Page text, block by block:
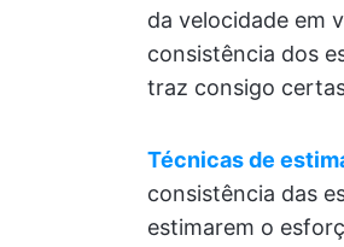
da velocidade em
consistência dos
traz consigo
Técnicas de
consistência das
estimarem o